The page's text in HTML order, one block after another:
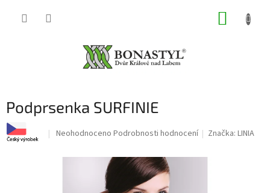
Podprsenka SURFINIE
Průměrné
produktu
Neohodnoceno Podrobnosti hodnocení Značka:LINIA